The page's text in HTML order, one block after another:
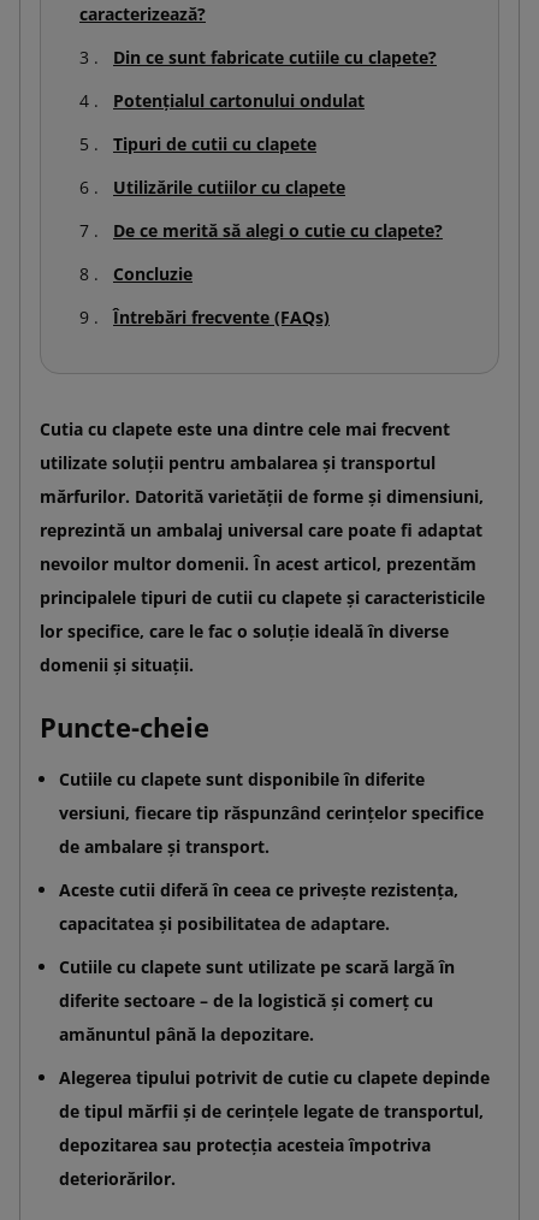
caracterizează?
Din ce sunt fabricate cutiile cu clapete?
Potențialul cartonului ondulat
Tipuri de cutii cu clapete
Utilizările cutiilor cu clapete
De ce merită să alegi o cutie cu clapete?
Concluzie
Întrebări frecvente (FAQs)
Cutia cu clapete este una dintre cele mai frecvent
utilizate soluții pentru ambalarea și transportul
mărfurilor. Datorită varietății de forme și dimensiuni,
reprezintă un ambalaj universal care poate fi adaptat
nevoilor multor domenii. În acest articol, prezentăm
principalele tipuri de cutii cu clapete și caracteristicile
lor specifice, care le fac o soluție ideală în diverse
domenii și situații.
Puncte-cheie
Cutiile cu clapete sunt disponibile în diferite
versiuni, fiecare tip răspunzând cerințelor specifice
de ambalare și transport.
Aceste cutii diferă în ceea ce privește rezistența,
capacitatea și posibilitatea de adaptare.
Cutiile cu clapete sunt utilizate pe scară largă în
diferite sectoare – de la logistică și comerț cu
amănuntul până la depozitare.
Alegerea tipului potrivit de cutie cu clapete depinde
de tipul mărfii și de cerințele legate de transportul,
depozitarea sau protecția acesteia împotriva
deteriorărilor.